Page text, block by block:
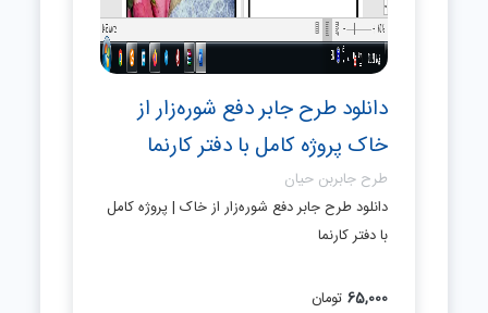
دانلود طرح جابر دفع شوره‌زار از
خاک پروژه کامل با دفتر کارنما
طرح جابربن حیان
دانلود طرح جابر دفع شوره‌زار از خاک | پروژه کامل
با دفتر کارنما
65,000 تومان